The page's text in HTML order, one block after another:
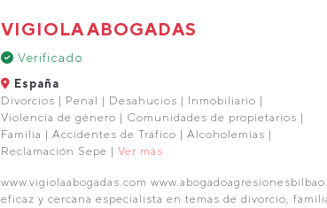
VIGIOLA ABOGADAS
Verificado
España
Divorcios | Penal | Desahucios | Inmobiliario |
Violencia de género | Comunidades de propietarios |
Familia | Accidentes de Tráfico | Alcoholemias |
Reclamación Sepe | Ver más
www.vigiolaabogadas.com
eficaz y cercana especialista en temas de divorcio,